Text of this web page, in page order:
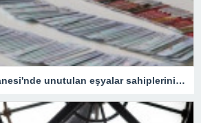
Erzurum Şehir Hastanesi'nde unutulan eşyalar sahiplerini bekliyor: İçlerinde en ilginç olanı ise…